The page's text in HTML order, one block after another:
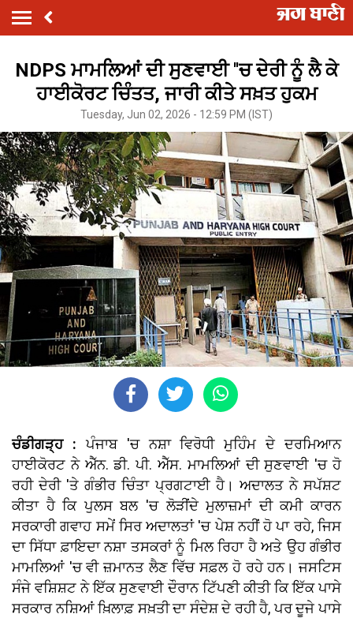
NDPS ਮਾਮਲਿਆਂ ਦੀ ਸੁਣਵਾਈ ''ਚ ਦੇਰੀ ਨੂੰ ਲੈ ਕੇ
ਹਾਈਕੋਰਟ ਚਿੰਤਤ, ਜਾਰੀ ਕੀਤੇ ਸਖ਼ਤ ਹੁਕਮ
Tuesday, Jun 02, 2026 - 12:59 PM (IST)
ਚੰਡੀਗੜ੍ਹ :ਪੰਜਾਬ 'ਚ ਨਸ਼ਾ ਵਿਰੋਧੀ ਮੁਹਿੰਮ ਦੇ ਦਰਮਿਆਨ
ਹਾਈਕੋਰਟ ਨੇ ਐੱਨ. ਡੀ. ਪੀ. ਐੱਸ. ਮਾਮਲਿਆਂ ਦੀ ਸੁਣਵਾਈ 'ਚ ਹੋ
ਰਹੀ ਦੇਰੀ 'ਤੇ ਗੰਭੀਰ ਚਿੰਤਾ ਪ੍ਰਗਟਾਈ ਹੈ। ਅਦਾਲਤ ਨੇ ਸਪੱਸ਼ਟ
ਕੀਤਾ ਹੈ ਕਿ ਪੁਲਸ ਬਲ 'ਚ ਲੋੜੀਂਦੇ ਮੁਲਾਜ਼ਮਾਂ ਦੀ ਕਮੀ ਕਾਰਨ
ਸਰਕਾਰੀ ਗਵਾਹ ਸਮੇਂ ਸਿਰ ਅਦਾਲਤਾਂ 'ਚ ਪੇਸ਼ ਨਹੀਂ ਹੋ ਪਾ ਰਹੇ, ਜਿਸ
ਦਾ ਸਿੱਧਾ ਫ਼ਾਇਦਾ ਨਸ਼ਾ ਤਸਕਰਾਂ ਨੂੰ ਮਿਲ ਰਿਹਾ ਹੈ ਅਤੇ ਉਹ ਗੰਭੀਰ
ਮਾਮਲਿਆਂ 'ਚ ਵੀ ਜ਼ਮਾਨਤ ਲੈਣ ਵਿੱਚ ਸਫ਼ਲ ਹੋ ਰਹੇ ਹਨ। ਜਸਟਿਸ
ਸੰਜੇ ਵਸ਼ਿਸ਼ਟ ਨੇ ਇੱਕ ਸੁਣਵਾਈ ਦੌਰਾਨ ਟਿੱਪਣੀ ਕੀਤੀ ਕਿ ਇੱਕ ਪਾਸੇ
ਸਰਕਾਰ ਨਸ਼ਿਆਂ ਖ਼ਿਲਾਫ਼ ਸਖ਼ਤੀ ਦਾ ਸੰਦੇਸ਼ ਦੇ ਰਹੀ ਹੈ, ਪਰ ਦੂਜੇ ਪਾਸੇ